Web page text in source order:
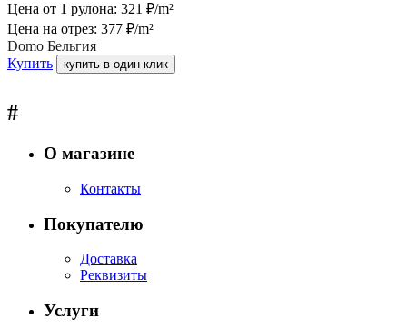
Цена от 1 рулона: 321 ₽/m²
Цена на отрез: 377 ₽/m²
Domo Бельгия
Купить
купить в один клик
#
О магазине
Контакты
Покупателю
Доставка
Реквизиты
Услуги